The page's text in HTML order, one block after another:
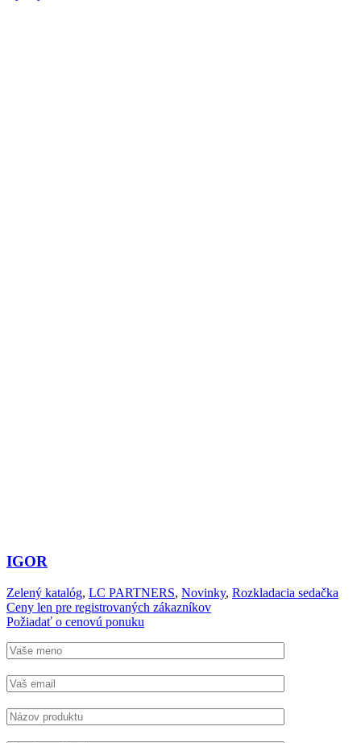
IGOR
Zelený katalóg, LC PARTNERS, Novinky, Rozkladacia sedačka
Ceny len pre registrovaných zákazníkov
Požiadať o cenovú ponuku